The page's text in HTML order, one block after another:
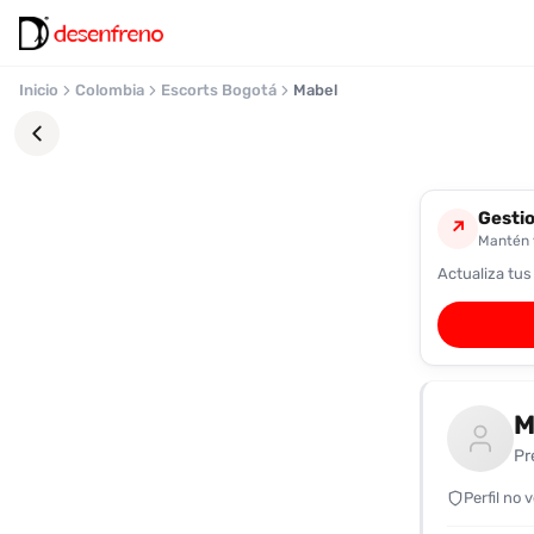
Inicio Colombia Escorts Bogotá Mabel
↗
Mantén
Actualiza tus
Perfil no